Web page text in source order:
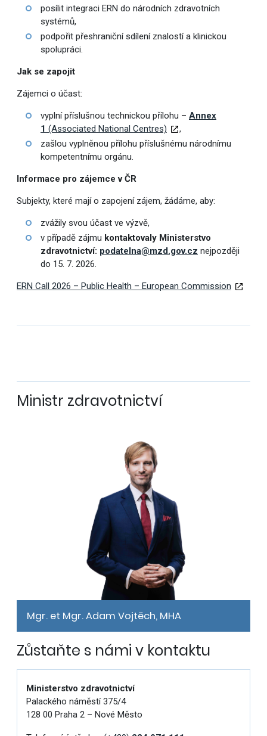
posílit integraci ERN do národních zdravotních
systémů,
podpořit přeshraniční sdílení znalostí a klinickou
spolupráci.
Jak se zapojit
Zájemci o účast:
vyplní příslušnou technickou přílohu – Annex
1 (Associated National Centres)
,
zašlou vyplněnou přílohu příslušnému národnímu
kompetentnímu orgánu.
Informace pro zájemce v ČR
Subjekty, které mají o zapojení zájem, žádáme, aby:
zvážily svou účast ve výzvě,
v případě zájmu kontaktovaly Ministerstvo
zdravotnictví: podatelna@mzd.gov.cz nejpozději
do 15. 7. 2026.
ERN Call 2026 – Public Health – European Commission
Ministr zdravotnictví
Mgr. et Mgr. Adam Vojtěch, MHA
Zůstaňte s námi v kontaktu
Ministerstvo zdravotnictví
Palackého náměstí 375/4
128 00 Praha 2 – Nové Město